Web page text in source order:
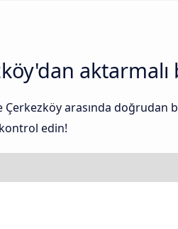
aktarmalı
Çerkezköy arasında doğrudan
edin!